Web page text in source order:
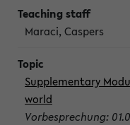
Maraci, Caspers
Supplementary
world
Vorbesprechung: